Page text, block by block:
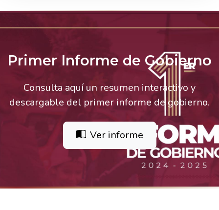
Primer Informe de Gobierno
Consulta aquí un resumen interactivo y
descargable del primer informe de gobierno.
Ver informe